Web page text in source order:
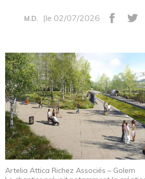
M.D. |le 02/07/2026
Artelia Attica Richez Associés – Golem